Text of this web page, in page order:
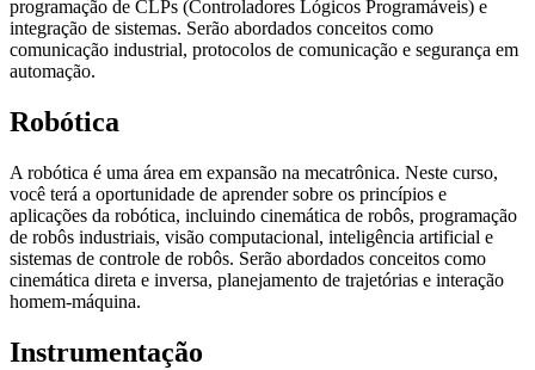
programação de CLPs (Controladores Lógicos Programáveis) e
integração de sistemas. Serão abordados conceitos como
comunicação industrial, protocolos de comunicação e segurança em
automação.
Robótica
A robótica é uma área em expansão na mecatrônica. Neste curso,
você terá a oportunidade de aprender sobre os princípios e
aplicações da robótica, incluindo cinemática de robôs, programação
de robôs industriais, visão computacional, inteligência artificial e
sistemas de controle de robôs. Serão abordados conceitos como
cinemática direta e inversa, planejamento de trajetórias e interação
homem-máquina.
Instrumentação